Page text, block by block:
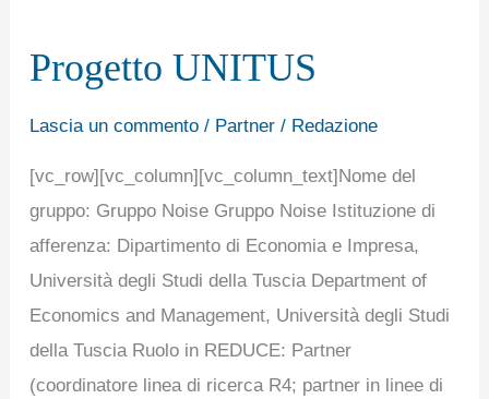
Progetto UNITUS
Lascia un commento / Partner/ Redazione
[vc_row][vc_column][vc_column_text]Nome del
gruppo: Gruppo Noise Gruppo Noise Istituzione di
afferenza: Dipartimento di Economia e Impresa,
Università degli Studi della Tuscia Department of
Economics and Management, Università degli Studi
della Tuscia Ruolo in REDUCE: Partner
(coordinatore linea di ricerca R4; partner in linee di